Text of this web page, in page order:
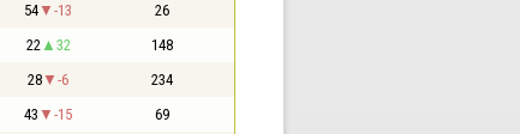
54 -13 26
22 32 148
28 -6 234
43 -15 69